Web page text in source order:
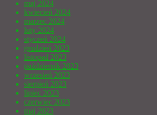
maj 2024
kwiecień 2024
marzec 2024
luty 2024
styczeń 2024
grudzień 2023
listopad 2023
październik 2023
wrzesień 2023
sierpień 2023
lipiec 2023
czerwiec 2023
maj 2023